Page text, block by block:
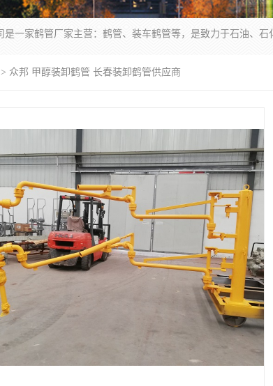
> 众邦 甲醇装卸鹤管 长春装卸鹤管供应商